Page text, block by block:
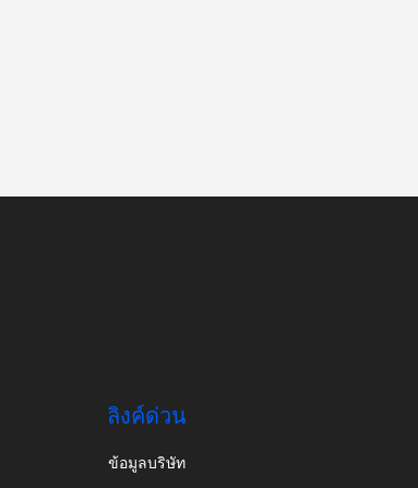
ลิงค์ด่วน
ข้อมูลบริษัท